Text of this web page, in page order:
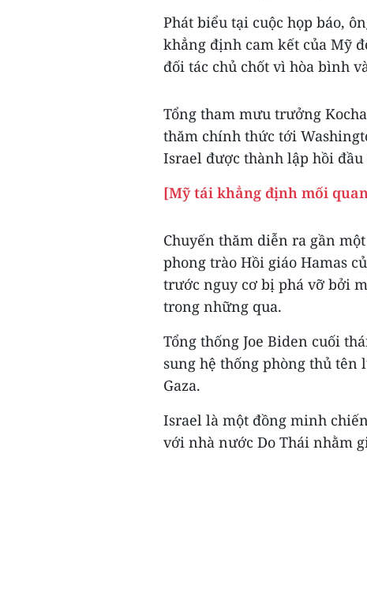
Phát biểu tại cuộc họp báo,
khẳng định cam kết của Mỹ
đối tác chủ chốt vì hòa bình
Tổng tham mưu trưởng
thăm chính thức tới
Israel được thành lập hồi đầu
[Mỹ tái khẳng định mối
Chuyến thăm diễn ra gần
phong trào Hồi giáo Hamas
trước nguy cơ bị phá vỡ bởi
trong những qua.
Tổng thống Joe Biden cuối
sung hệ thống phòng thủ tên
Gaza.
Israel là một đồng minh
với nhà nước Do Thái nhằm